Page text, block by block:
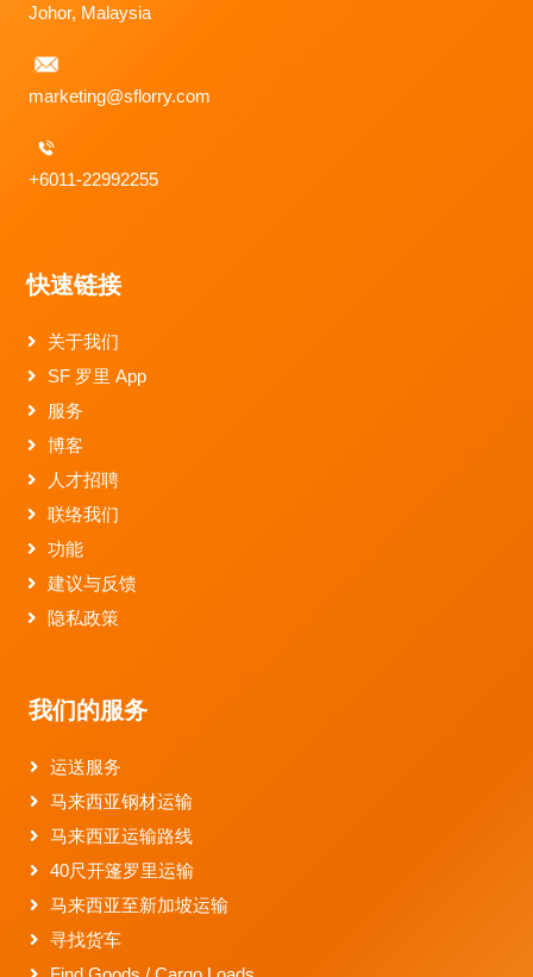
Johor, Malaysia
marketing@sflorry.com
+6011-22992255
快速链接
关于我们
SF 罗里 App
服务
博客
人才招聘
联络我们
功能
建议与反馈
隐私政策
我们的服务
运送服务
马来西亚钢材运输
马来西亚运输路线
40尺开篷罗里运输
马来西亚至新加坡运输
寻找货车